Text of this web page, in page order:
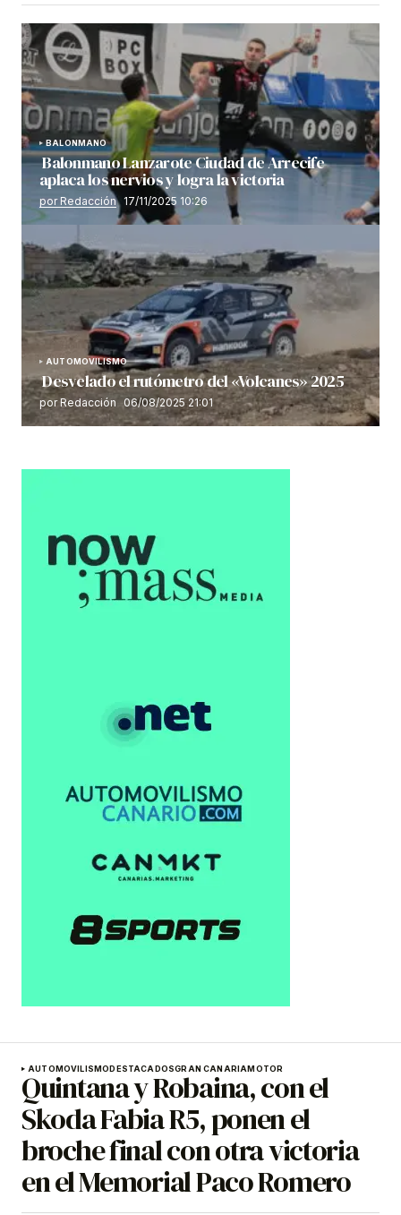
BALONMANO
Balonmano Lanzarote Ciudad de Arrecife
aplaca los nervios y logra la victoria
por Redacción 17/11/2025 10:26
AUTOMOVILISMO
Desvelado el rutómetro del «Volcanes» 2025
por Redacción 06/08/2025 21:01
AUTOMOVILISMODESTACADOSGRAN CANARIAMOTOR
Quintana y Robaina, con el
Skoda Fabia R5, ponen el
broche final con otra victoria
en el Memorial Paco Romero